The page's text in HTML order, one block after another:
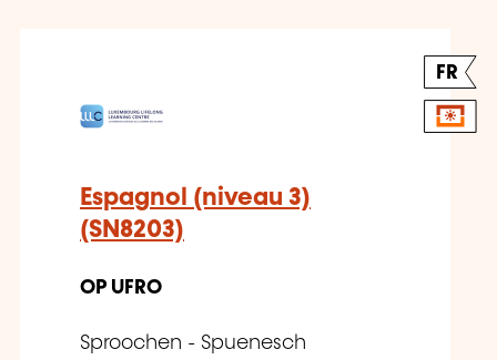
FR
Espagnol (niveau 3)
(SN8203)
OP UFRO
Sproochen - Spuenesch